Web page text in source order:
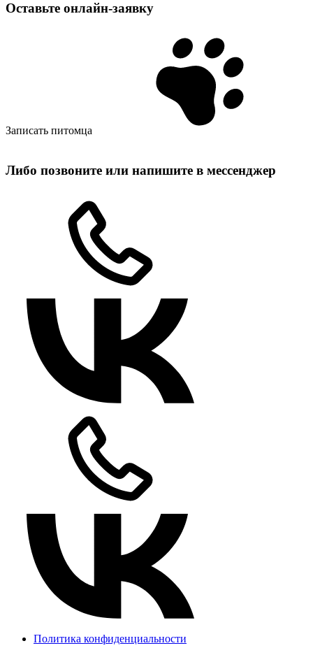
Оставьте онлайн‑заявку
Записать питомца
Либо позвоните или напишите в мессенджер
Политика конфиденциальности